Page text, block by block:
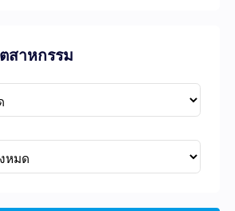
สาหกรรม